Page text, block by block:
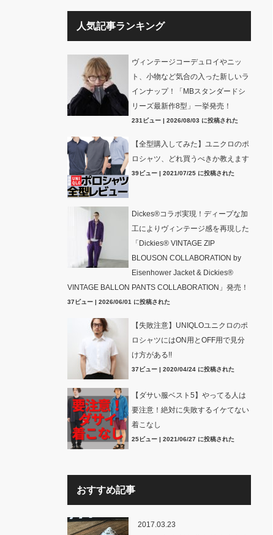
人気記事ランキング
ヴィンテージコーデュロイやニッ
ト、小物など気合の入った新しいラ
インナップ！「MBスタンダードシ
リーズ最新作8型」一挙発売！
231ビュー| 2026/08/03 に投稿された
【全型購入してみた】ユニクロのポ
ロシャツ、どれ買うべきか教えます
39ビュー| 2021/07/25 に投稿された
Dickes®コラボ実現！ディープな加
工によりヴィンテージ感を再現した
「Dickies® VINTAGE ZIP
BLOUSON COLLABORATION by
Eisenhower Jacket & Dickies®
VINTAGE BALLON PANTS COLLABORATION」発売！
37ビュー| 2026/06/01 に投稿された
【失敗注意】UNIQLOユニクロのポ
ロシャツにはON用とOFF用で見分
け方がある!!
37ビュー| 2020/04/24 に投稿された
【ダサい服ベスト5】やってる人は
要注意！絶対に失敗するイケてない
着こなし
25ビュー| 2021/06/27 に投稿された
おすすめ記事
2017.03.23